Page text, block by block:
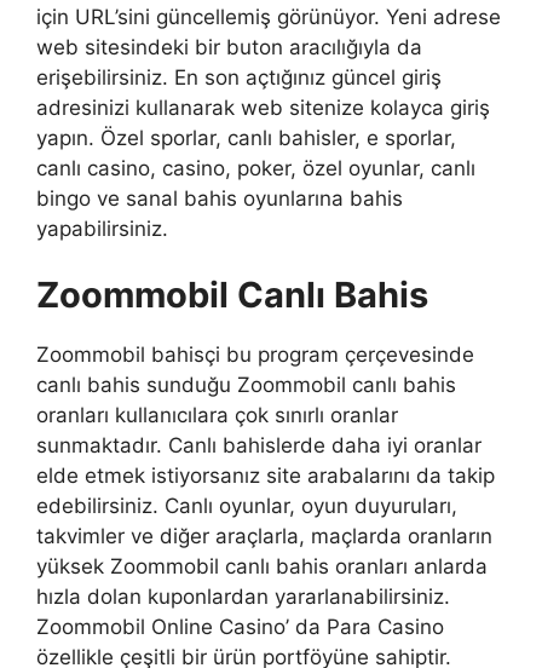
için URL’sini güncellemiş görünüyor. Yeni adrese
web sitesindeki bir buton aracılığıyla da
erişebilirsiniz. En son açtığınız güncel giriş
adresinizi kullanarak web sitenize kolayca giriş
yapın. Özel sporlar, canlı bahisler, e sporlar,
canlı casino, casino, poker, özel oyunlar, canlı
bingo ve sanal bahis oyunlarına bahis
yapabilirsiniz.
Zoommobil Canlı Bahis
Zoommobil bahisçi bu program çerçevesinde
canlı bahis sunduğu Zoommobil canlı bahis
oranları kullanıcılara çok sınırlı oranlar
sunmaktadır. Canlı bahislerde daha iyi oranlar
elde etmek istiyorsanız site arabalarını da takip
edebilirsiniz. Canlı oyunlar, oyun duyuruları,
takvimler ve diğer araçlarla, maçlarda oranların
yüksek Zoommobil canlı bahis oranları anlarda
hızla dolan kuponlardan yararlanabilirsiniz.
Zoommobil Online Casino’ da Para Casino
özellikle çeşitli bir ürün portföyüne sahiptir.